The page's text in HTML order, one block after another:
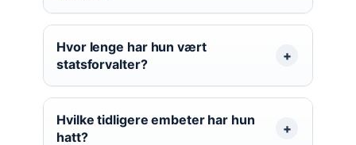
Hvor lenge har hun vært
statsforvalter?
Hvilke tidligere embeter har hun
hatt?